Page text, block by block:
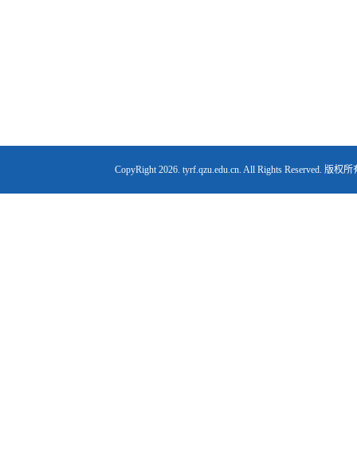
CopyRight2026. tyrf.qzu.edu.cn. All Rights Reserved. 版